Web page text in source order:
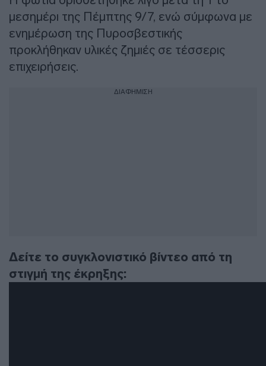
μεσημέρι της Πέμπτης 9/7, ενώ σύμφωνα με
ενημέρωση της Πυροσβεστικής
προκλήθηκαν υλικές ζημιές σε τέσσερις
επιχειρήσεις.
ΔΙΑΦΗΜΙΣΗ
Δείτε το συγκλονιστικό βίντεο από τη
στιγμή της έκρηξης: